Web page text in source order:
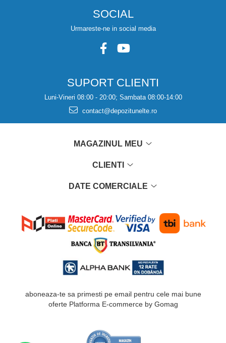
SOCIAL
Urmareste-ne in social media
SUPORT CLIENTI
Luni-Vineri 08:00 - 20:00; Sambata 08:00-14:00
contact@depozitunelte.ro
MAGAZINUL MEU
CLIENTI
DATE COMERCIALE
aboneaza-te sa primesti pe email pentru cele mai bune
oferte Platforma E-commerce by Gomag